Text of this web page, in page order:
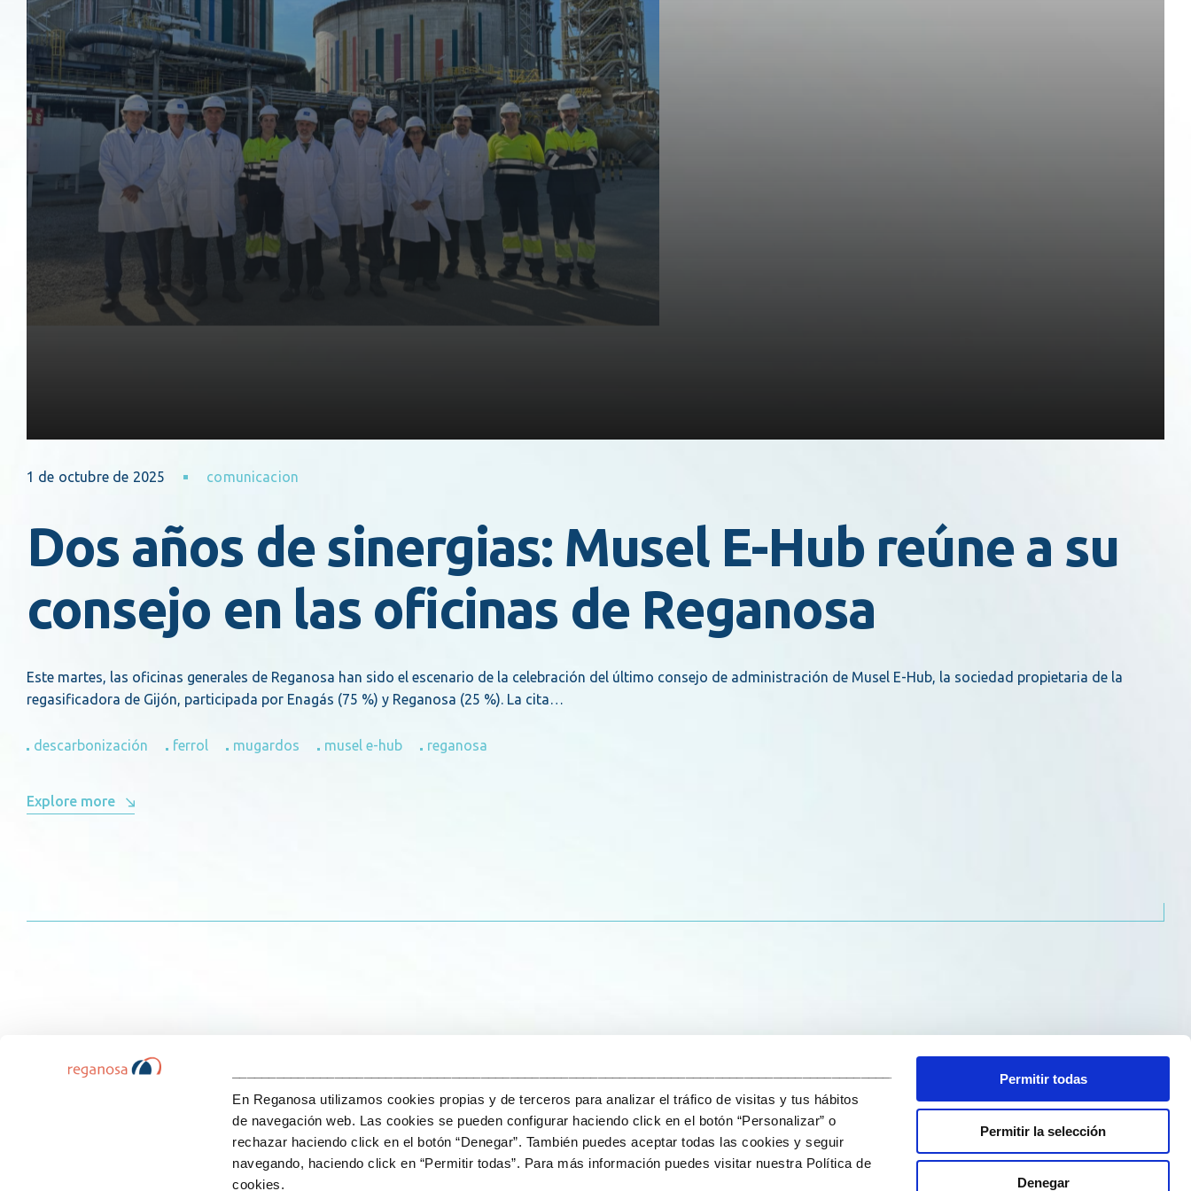
___________________________________________________________________________________________________________
En Reganosa utilizamos cookies propias y de terceros para analizar el tráfico de visitas y tus hábitos
de navegación web. Las cookies se pueden configurar haciendo click en el botón “Personalizar” o
rechazar haciendo click en el botón “Denegar”. También puedes aceptar todas las cookies y seguir
navegando, haciendo click en “Permitir todas”. Para más información puedes visitar nuestra Política de
cookies.
Permitir todas
Permitir la selección
Denegar
1 de octubre de 2025 comunicacion
Dos años de sinergias: Musel E-Hub reúne a su
consejo en las oficinas de Reganosa
Este martes, las oficinas generales de Reganosa han sido el escenario de la celebración del último consejo de administración de Musel E-Hub, la sociedad propietaria de la
regasificadora de Gijón, participada por Enagás (75 %) y Reganosa (25 %). La cita…
descarbonización ferrol mugardos musel e-hub reganosa
Explore more